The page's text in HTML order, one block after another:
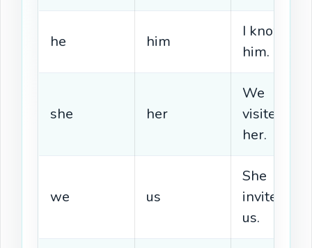
he him
I know
him.
she her
We
visited
her.
we us
She
invited
us.